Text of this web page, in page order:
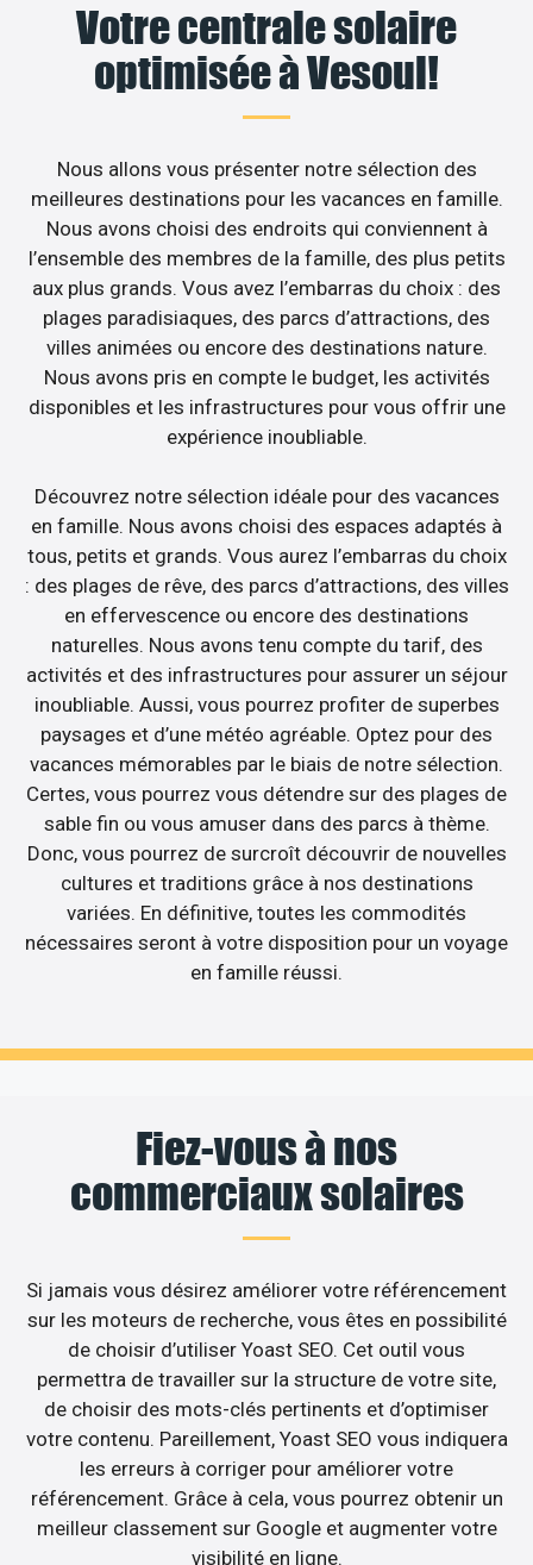
Votre centrale solaire
optimisée à Vesoul!
Nous allons vous présenter notre sélection des
meilleures destinations pour les vacances en famille.
Nous avons choisi des endroits qui conviennent à
l’ensemble des membres de la famille, des plus petits
aux plus grands. Vous avez l’embarras du choix : des
plages paradisiaques, des parcs d’attractions, des
villes animées ou encore des destinations nature.
Nous avons pris en compte le budget, les activités
disponibles et les infrastructures pour vous offrir une
expérience inoubliable.
Découvrez notre sélection idéale pour des vacances
en famille. Nous avons choisi des espaces adaptés à
tous, petits et grands. Vous aurez l’embarras du choix
: des plages de rêve, des parcs d’attractions, des villes
en effervescence ou encore des destinations
naturelles. Nous avons tenu compte du tarif, des
activités et des infrastructures pour assurer un séjour
inoubliable. Aussi, vous pourrez profiter de superbes
paysages et d’une météo agréable. Optez pour des
vacances mémorables par le biais de notre sélection.
Certes, vous pourrez vous détendre sur des plages de
sable fin ou vous amuser dans des parcs à thème.
Donc, vous pourrez de surcroît découvrir de nouvelles
cultures et traditions grâce à nos destinations
variées. En définitive, toutes les commodités
nécessaires seront à votre disposition pour un voyage
en famille réussi.
Fiez-vous à nos
commerciaux solaires
Si jamais vous désirez améliorer votre référencement
sur les moteurs de recherche, vous êtes en possibilité
de choisir d’utiliser Yoast SEO. Cet outil vous
permettra de travailler sur la structure de votre site,
de choisir des mots-clés pertinents et d’optimiser
votre contenu. Pareillement, Yoast SEO vous indiquera
les erreurs à corriger pour améliorer votre
référencement. Grâce à cela, vous pourrez obtenir un
meilleur classement sur Google et augmenter votre
visibilité en ligne.